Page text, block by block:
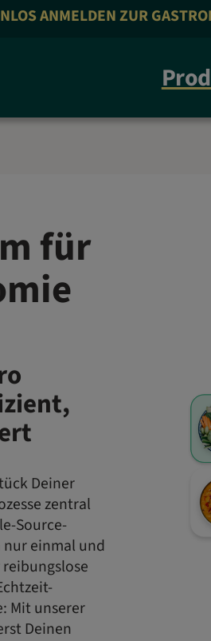
ANMELDEN ZUR
für
Deiner
zentral
Source-
nur einmal und
Mit unserer
Deinen